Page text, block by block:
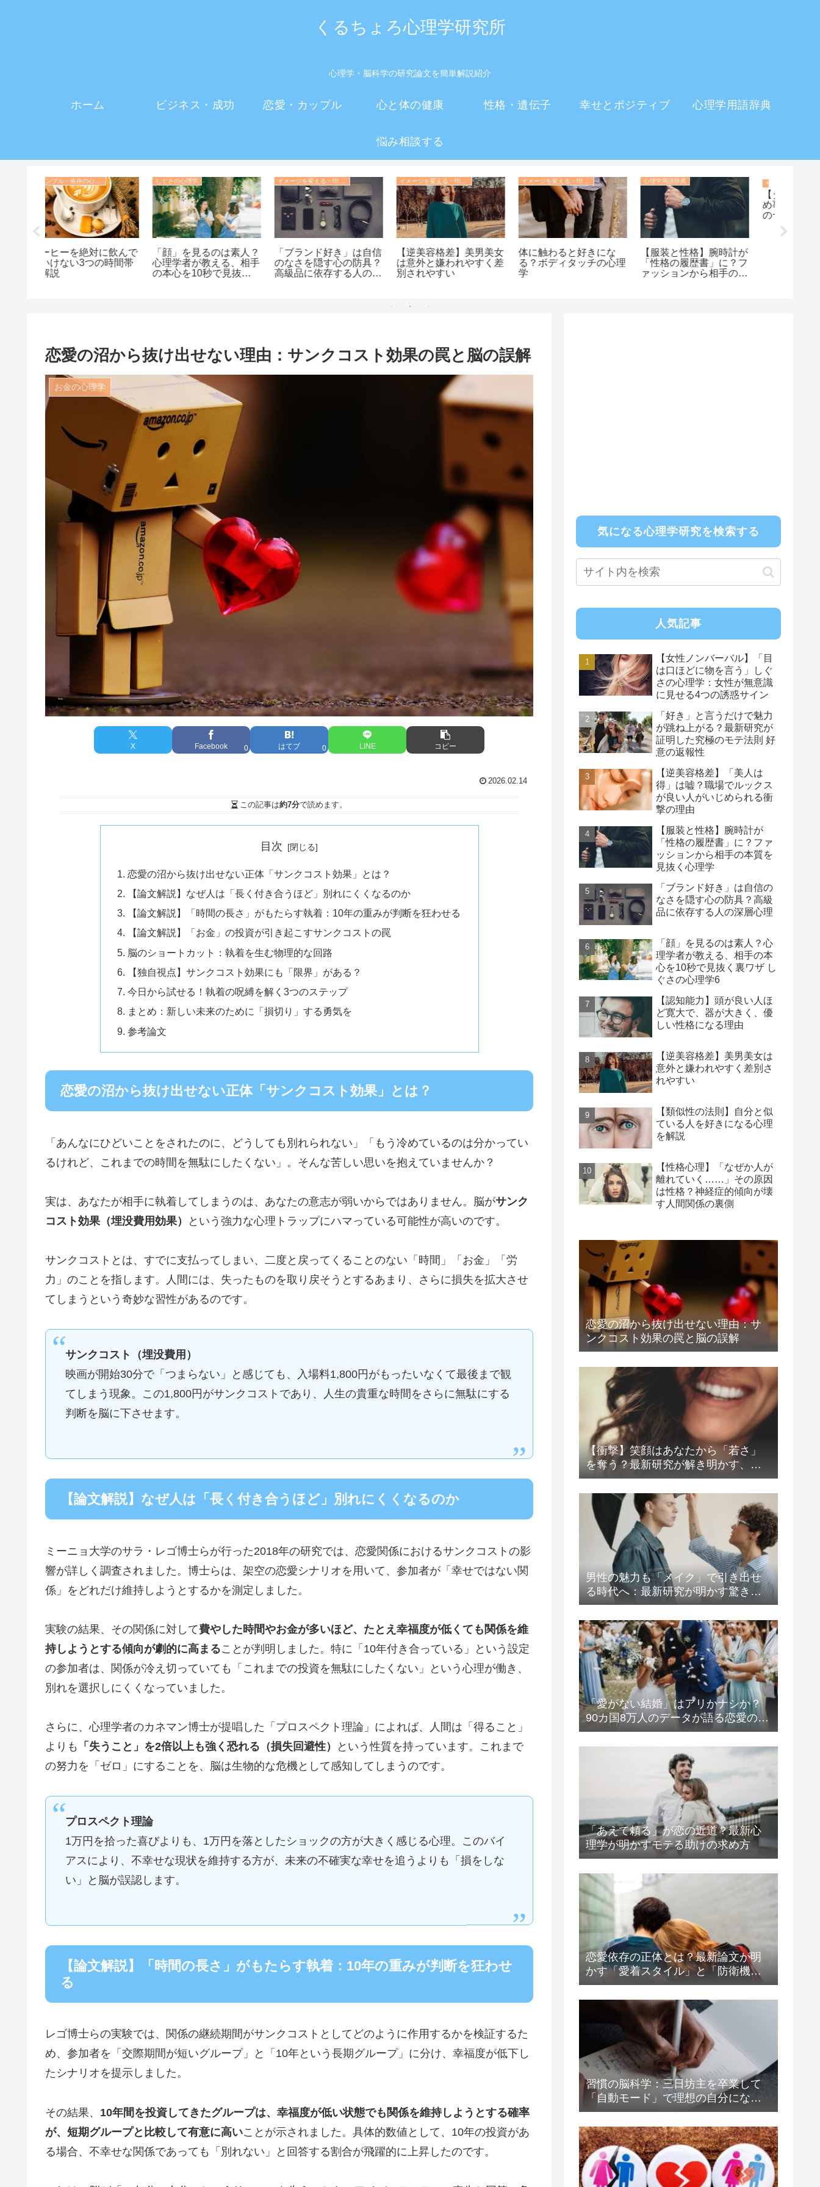
くるちょろ心理学研究所
心理学・脳科学の研究論文を簡単解説紹介
ホーム ビジネス・成功 恋愛・カップル 心と体の健康 性格・遺伝子 幸せとポジティブ 心理学用語辞典
悩み相談する
しぐさの心理学
「顔」を見るのは素人？
心理学者が教える、相手
の本心を10秒で見抜く
イメージを変える・印象操作の心理学
「ブランド好き」は自信
のなさを隠す心の防具？
高級品に依存する人の深
【逆美容格差】美男美女
は意外と嫌われやすく差
別されやすい
イメージを変える・印象操作の心理学
体に触わると好きにな
る？ボディタッチの心理
学
心理学用語辞典
【服装と性格】腕時計が
「性格の履歴書」に？フ
ァッションから相手の本
サイコパス・天才
【ダークトライアド】揉
め事が起きたとき、性格
のヤバい人はどんな話し
合いをするのか？
恋愛の沼から抜け出せない理由：サンクコスト効果の罠と脳の誤解
お金の心理学
X Facebook 0 はてブ 0 LINE コピー
2026.02.14
この記事は約7分で読めます。
目次
恋愛の沼から抜け出せない正体「サンクコスト効果」とは？
【論文解説】なぜ人は「長く付き合うほど」別れにくくなるのか
【論文解説】「時間の長さ」がもたらす執着：10年の重みが判断を狂わせる
【論文解説】「お金」の投資が引き起こすサンクコストの罠
脳のショートカット：執着を生む物理的な回路
【独自視点】サンクコスト効果にも「限界」がある？
今日から試せる！執着の呪縛を解く3つのステップ
まとめ：新しい未来のために「損切り」する勇気を
参考論文
恋愛の沼から抜け出せない正体「サンクコスト効果」とは？
「あんなにひどいことをされたのに、どうしても別れられない」「もう冷めているのは分かってい
るけれど、これまでの時間を無駄にしたくない」。そんな苦しい思いを抱えていませんか？
実は、あなたが相手に執着してしまうのは、あなたの意志が弱いからではありません。脳がサンク
コスト効果（埋没費用効果）
という強力な心理トラップにハマっている可能性が高いのです。
サンクコストとは、すでに支払ってしまい、二度と戻ってくることのない「時間」「お金」「労
力」のことを指します。人間には、失ったものを取り戻そうとするあまり、さらに損失を拡大させ
てしまうという奇妙な習性があるのです。
サンクコスト（埋没費用）
映画が開始30分で「つまらない」と感じても、入場料1,800円がもったいなくて最後まで観
てしまう現象。この1,800円がサンクコストであり、人生の貴重な時間をさらに無駄にする
判断を脳に下させます。
【論文解説】なぜ人は「長く付き合うほど」別れにくくなるのか
ミーニョ大学のサラ・レゴ博士らが行った2018年の研究では、恋愛関係におけるサンクコストの影
響が詳しく調査されました。博士らは、架空の恋愛シナリオを用いて、参加者が「幸せではない関
係」をどれだけ維持しようとするかを測定しました。
実験の結果、その関係に対して費やした時間やお金が多いほど、たとえ幸福度が低くても関係を維
持しようとする傾向が劇的に高まることが判明しました。特に「10年付き合っている」という設定
の参加者は、関係が冷え切っていても「これまでの投資を無駄にしたくない」という心理が働き、
別れを選択しにくくなっていました。
さらに、心理学者のカネマン博士が提唱した「プロスペクト理論」によれば、人間は「得ること」
よりも
「失うこと」を2倍以上も強く恐れる（損失回避性）
という性質を持っています。これまで
の努力を「ゼロ」にすることを、脳は生物的な危機として感知してしまうのです。
プロスペクト理論
1万円を拾った喜びよりも、1万円を落としたショックの方が大きく感じる心理。このバイ
アスにより、不幸せな現状を維持する方が、未来の不確実な幸せを追うよりも「損をしな
い」と脳が誤認します。
【論文解説】「時間の長さ」がもたらす執着：10年の重みが判断を狂わせ
る
レゴ博士らの実験では、関係の継続期間がサンクコストとしてどのように作用するかを検証するた
め、参加者を「交際期間が短いグループ」と「10年という長期グループ」に分け、幸福度が低下し
たシナリオを提示しました。
その結果、 10年間を投資してきたグループは、幸福度が低い状態でも関係を維持しようとする確率
が、短期グループと比較して有意に高いことが示されました。具体的数値として、10年の投資があ
る場合、不幸せな関係であっても「別れない」と回答する割合が飛躍的に上昇したのです。
気になる心理学研究を検索する
人気記事
【女性ノンバーバル】「目
は口ほどに物を言う」しぐ
さの心理学：女性が無意識
に見せる4つの誘惑サイン
「好き」と言うだけで魅力
が跳ね上がる？最新研究が
証明した究極のモテ法則 好
意の返報性
【逆美容格差】「美人は
得」は嘘？職場でルックス
が良い人がいじめられる衝
撃の理由
【服装と性格】腕時計が
「性格の履歴書」に？ファ
ッションから相手の本質を
見抜く心理学
「ブランド好き」は自信の
なさを隠す心の防具？高級
品に依存する人の深層心理
「顔」を見るのは素人？心
理学者が教える、相手の本
心を10秒で見抜く裏ワザ し
ぐさの心理学6
【認知能力】頭が良い人ほ
ど寛大で、器が大きく、優
しい性格になる理由
【逆美容格差】美男美女は
意外と嫌われやすく差別さ
れやすい
【類似性の法則】自分と似
ている人を好きになる心理
を解説
【性格心理】「なぜか人が
離れていく……」その原因
は性格？神経症的傾向が壊
す人間関係の裏側
恋愛の沼から抜け出せない理由：サ
ンクコスト効果の罠と脳の誤解
【衝撃】笑顔はあなたから「若さ」
を奪う？最新研究が解き明かす、見
た目年齢と好感度の意外な関係
男性の魅力も「メイク」で引き出せ
る時代へ：最新研究が明かす驚きの
心理効果
「愛がない結婚」はアリかナシか？
90カ国8万人のデータが語る恋愛の生
存戦略
「あえて頼る」が恋の近道？最新心
理学が明かすモテる助けの求め方
恋愛依存の正体とは？最新論文が明
かす「愛着スタイル」と「防衛機
制」の驚くべき関係
習慣の脳科学：三日坊主を卒業して
「自動モード」で理想の自分になる
方法